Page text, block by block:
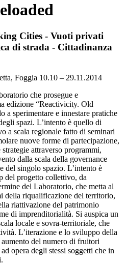
Cities - Vuoti privati
di strada - Cittadinanza
Foggia 10.10 – 29.11.2014
che prosegue e
edizione “Reactivicity. Old
a sperimentare e innestare pratiche
spazi. L’intento è quello di
a scala regionale fatto di seminari
nuove forme di partecipazione,
attraverso programmi,
dalla scala della governance
del singolo spazio. L’intento è
del progetto collettivo, da
del Laboratorio, che metta al
della riqualificazione del territorio,
riattivazione del patrimonio
di imprenditorialità. Si auspica un
locale e sovra-territoriale, che
L’iterazione e lo sviluppo della
aumento del numero di fruitori
opera degli stessi soggetti che in